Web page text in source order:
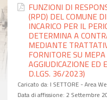
FUNZIONI DI
(RPD) DEL COMUNE
INCARICO PER IL
DETERMINA A
MEDIANTE
FORNITORE SU
AGGIUDICAZIONE ED
D.LGS. 36/2023)
Caricato da: I SETTORE - Area
Data di affissione: 2 Settembre